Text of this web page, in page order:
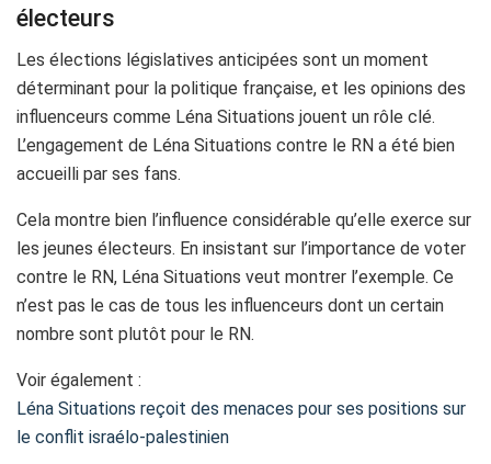
électeurs
Les élections législatives anticipées sont un moment
déterminant pour la politique française, et les opinions des
influenceurs comme Léna Situations jouent un rôle clé.
L’engagement de Léna Situations contre le RN a été bien
accueilli par ses fans.
Cela montre bien l’influence considérable qu’elle exerce sur
les jeunes électeurs. En insistant sur l’importance de voter
contre le RN, Léna Situations veut montrer l’exemple. Ce
n’est pas le cas de tous les influenceurs dont un certain
nombre sont plutôt pour le RN.
Voir également :
Léna Situations reçoit des menaces pour ses positions sur
le conflit israélo-palestinien